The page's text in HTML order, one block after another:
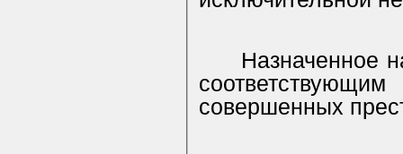
Назначенное
совершенных